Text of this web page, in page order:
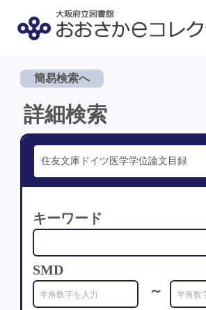
簡易検索へ
詳細検索
キーワード
SMD
～